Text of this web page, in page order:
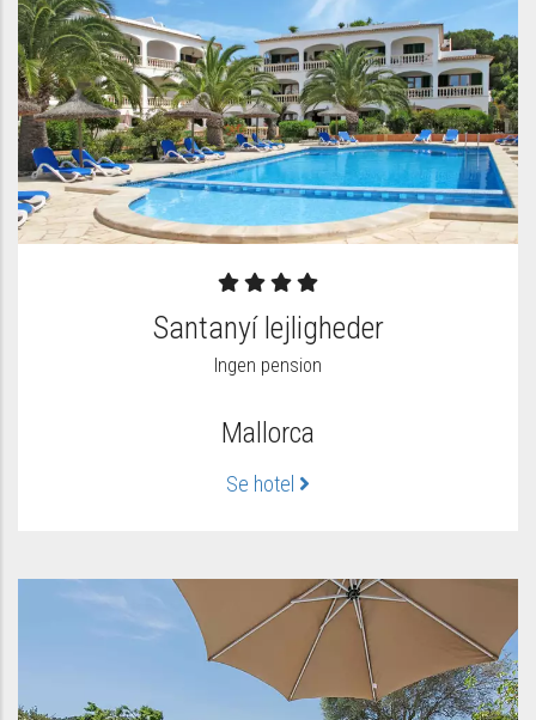
Santanyí lejligheder
Ingen pension
Mallorca
Se hotel